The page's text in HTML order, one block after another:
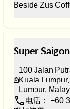
Beside Zus
Super
100 Jalan
Kuala
Lumpur,
电话： +60